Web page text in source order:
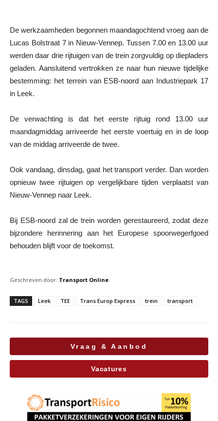
De werkzaamheden begonnen maandagochtend vroeg aan de
Lucas Bolstraat 7 in Nieuw-Vennep. Tussen 7.00 en 13.00 uur
werden daar drie rijtuigen van de trein zorgvuldig op diepladers
geladen. Aansluitend vertrokken ze naar hun nieuwe tijdelijke
bestemming: het terrein van ESB-noord aan Industriepark 17
in Leek.
De verwachting is dat het eerste rijtuig rond 13.00 uur
maandagmiddag arriveerde het eerste voertuig en in de loop
van de middag arriveerde de twee.
Ook vandaag, dinsdag, gaat het transport verder. Dan worden
opnieuw twee rijtuigen op vergelijkbare tijden verplaatst van
Nieuw-Vennep naar Leek.
Bij ESB-noord zal de trein worden gerestaureerd, zodat deze
bijzondere herinnering aan het Europese spoorwegerfgoed
behouden blijft voor de toekomst.
Geschreven door: Transport Online
TAGS Leek TEE Trans Europ Express trein transport
Vraag & Aanbod
Vacatures